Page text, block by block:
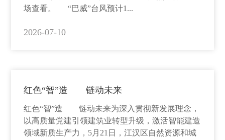
场查看。 “巴威”台风预计1...
2026-07-10
红色“智”造 链动未来
红色“智”造 链动未来为深入贯彻新发展理念，
以高质量党建引领建筑业转型升级，激活智能建造
领域新质生产力，5月21日，江汉区自然资源和城